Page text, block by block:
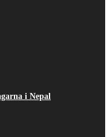
i Nepal